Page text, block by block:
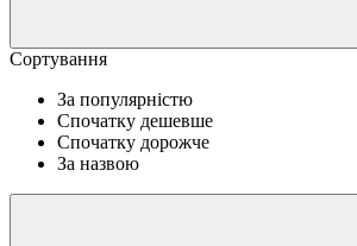
Сортування
За популярністю
Спочатку дешевше
Спочатку дорожче
За назвою